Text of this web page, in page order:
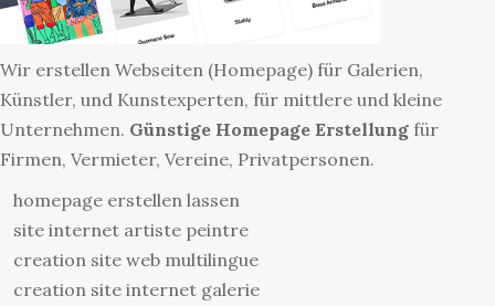
Wir erstellen Webseiten (Homepage) für Galerien,
Künstler, und Kunstexperten, für mittlere und kleine
Unternehmen. Günstige Homepage Erstellung für
Firmen, Vermieter, Vereine, Privatpersonen.
homepage erstellen lassen
site internet artiste peintre
creation site web multilingue
creation site internet galerie